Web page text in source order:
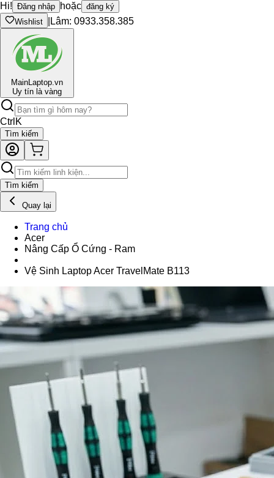
Hi! Đăng nhập hoặc đăng ký
Wishlist
Lâm: 0933.358.385
MainLaptop.vn
Uy tín là vàng
Ctrl K
Tìm kiếm
Tìm kiếm
Quay lại
Trang chủ
Acer
Nâng Cấp Ổ Cứng - Ram
Vệ Sinh Laptop Acer TravelMate B113